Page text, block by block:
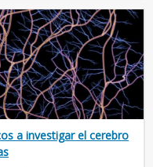
a investigar el cerebro